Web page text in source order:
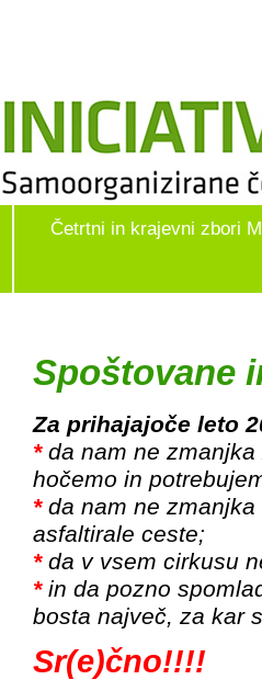
Četrtni in krajevni zbori
Spoštovane
Za prihajajoče leto
*da nam ne zmanjka
hočemo in
*da nam ne zmanjka
asfaltirale ceste;
*da v vsem cirkusu
*in da pozno
bosta največ, za kar
Sr(e)čno!!!!